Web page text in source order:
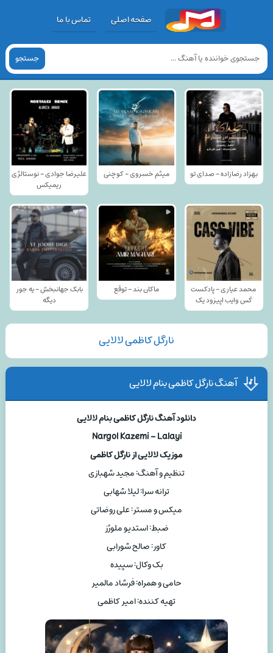
صفحه اصلی تماس با ما
جستجو
بهزاد رضازاده - صدای تو میثم خسروی - کوچنی
علیرضا جوادی - نوستالژی
ریمیکس
محمد عیاری - پادکست
کَس وایب اپیزود یک
ماکان بند - توقع
بابک جهانبخش - یه جور
دیگه
نارگل کاظمی لالایی
آهنگ نارگل کاظمی بنام لالایی
دانلود آهنگ نارگل کاظمی بنام لالایی
Nargol Kazemi – Lalayi
موزیک لالایی از نارگل کاظمی
تنظیم و آهنگ: مجید شهبازی
ترانه سرا: لیلا شهابی
میکس و مستر: علی روضاتی
ضبط: استدیو ملورُز
کاور: صالح شورابی
بک وکال: سپیده
حامی و همراه: فرشاد مالمیر
تهیه کننده: امیر کاظمی